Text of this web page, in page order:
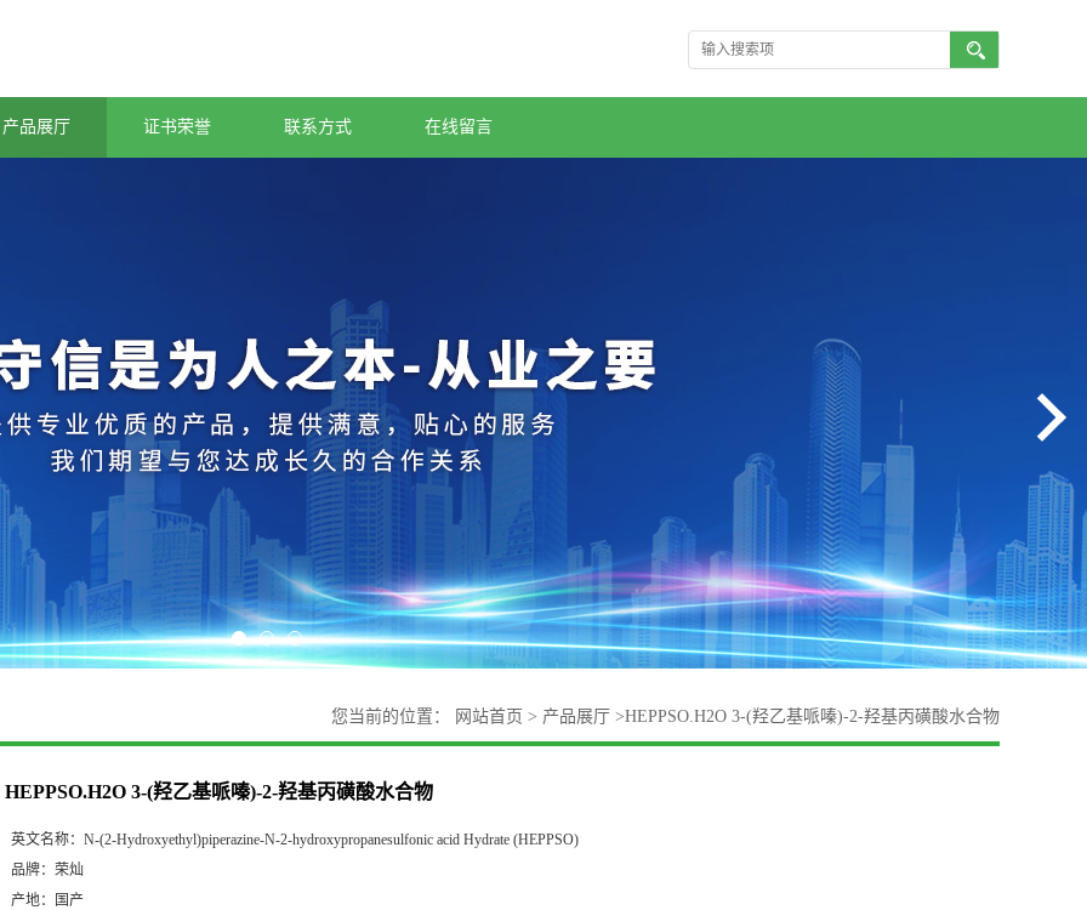
产品展厅 证书荣誉 联系方式 在线留言
您当前的位置： 网站首页 > 产品展厅 >HEPPSO.H2O 3-(羟乙基哌嗪)-2-羟基丙磺酸水合物
HEPPSO.H2O 3-(羟乙基哌嗪)-2-羟基丙磺酸水合物
英文名称： N-(2-Hydroxyethyl)piperazine-N-2-hydroxypropanesulfonic acid Hydrate (HEPPSO)
品牌： 荣灿
产地：
国产